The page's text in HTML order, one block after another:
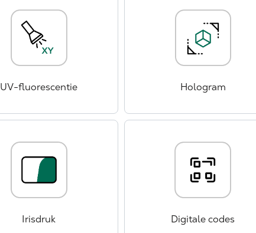
UV-fluorescentie Hologram
Irisdruk Digitale codes